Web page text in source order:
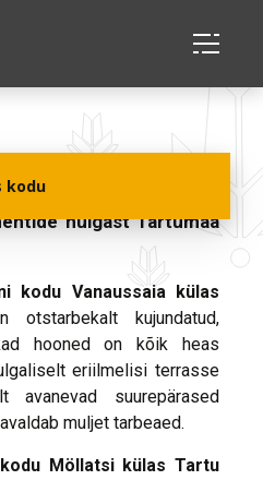
kodu
omavalitsuste
hulgast Tartumaa
kodu Vanaussaia külas
otstarbekalt kujundatud,
hooned on kõik heas
eriilmelisi terrasse
avanevad suurepärased
muljet tarbeaed.
Möllatsi külas Tartu